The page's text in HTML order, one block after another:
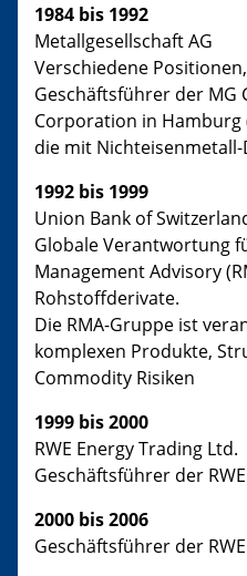
1984 bis 1992
Metallgesellschaft AG
Verschiedene
Geschäftsführer der MG
Corporation in Hamburg
die mit
1992 bis 1999
Union Bank of
Globale Verantwortung
Management Advisory
Rohstoffderivate.
Die RMA-Gruppe ist
komplexen Produkte,
Commodity Risiken
1999 bis 2000
RWE Energy Trading Ltd.
Geschäftsführer der
2000 bis 2006
Geschäftsführer der